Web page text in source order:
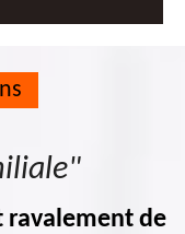
ravalement de